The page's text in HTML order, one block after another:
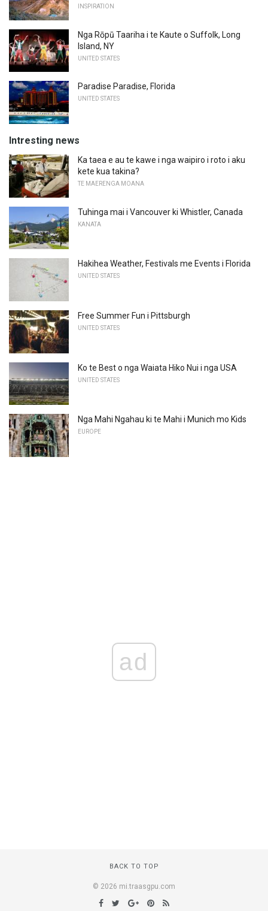
INSPIRATION
Nga Rōpū Taariha i te Kaute o Suffolk, Long
Island, NY
UNITED STATES
Paradise Paradise, Florida
UNITED STATES
Intresting news
Ka taea e au te kawe i nga waipiro i roto i aku
kete kua takina?
TE MAERENGA MOANA
Tuhinga mai i Vancouver ki Whistler, Canada
KANATA
Hakihea Weather, Festivals me Events i Florida
UNITED STATES
Free Summer Fun i Pittsburgh
UNITED STATES
Ko te Best o nga Waiata Hiko Nui i nga USA
UNITED STATES
Nga Mahi Ngahau ki te Mahi i Munich mo Kids
EUROPE
ad
BACK TO TOP
© 2026 mi.traasgpu.com